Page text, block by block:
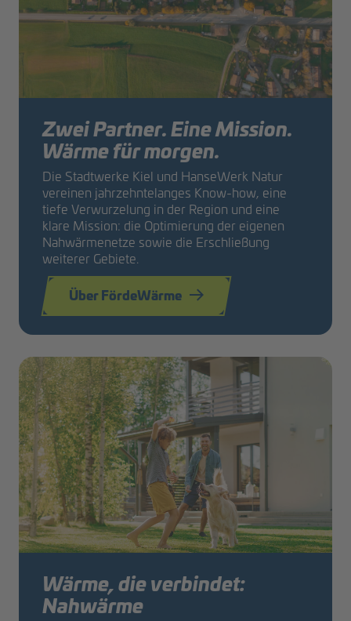
Zwei Partner. Eine Mission.
Wärme für morgen.
Die Stadtwerke Kiel und HanseWerk Natur
vereinen jahrzehntelanges Know-how, eine
tiefe Verwurzelung in der Region und eine
klare Mission: die Optimierung der eigenen
Nahwärmenetze sowie die Erschließung
weiterer Gebiete.
Über FördeWärme
Wärme, die verbindet:
Nahwärme